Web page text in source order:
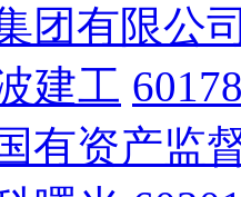
团有限公司
建工
有资产监